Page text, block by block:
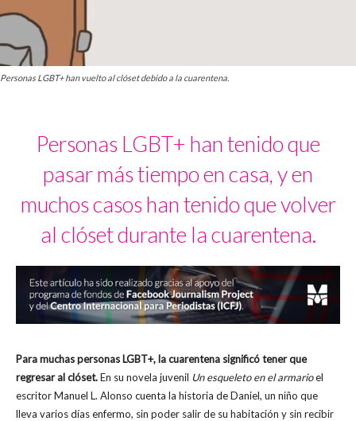
Personas LGBT+ han vuelto al clóset debido a la cuarentena.
Personas LGBT+ han tenido que
pasar más tiempo en casa, y en
muchos casos han tenido que volver
al clóset durante la cuarentena.
Para muchas personas LGBT+, la cuarentena significó tener que
regresar al clóset.En su novela juvenil Un esqueleto en el armarioel
escritor Manuel L. Alonso cuenta la historia de Daniel, un niño que
lleva varios días enfermo, sin poder salir de su habitación y sin recibir